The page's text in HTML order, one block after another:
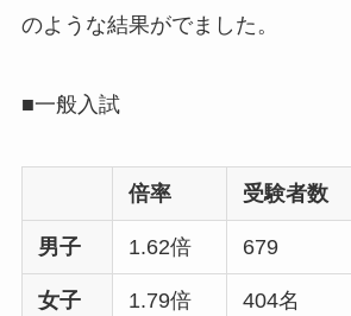
のような結果がでました。
■一般入試
倍率 受験者数
男子 1.62倍 679
女子 1.79倍 404名